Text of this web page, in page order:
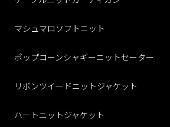
マシュマロソフトニット
ポップコーンシャギーニットセーター
リボンツイードニットジャケット
ハートニットジャケット